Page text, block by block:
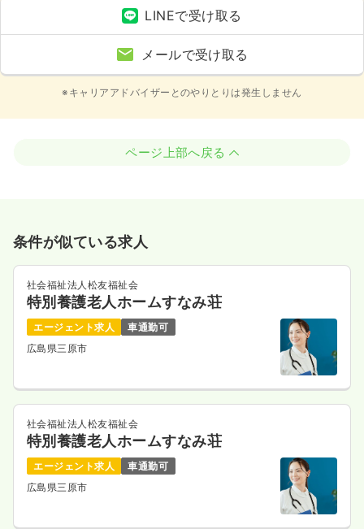
LINEで受け取る
メールで受け取る
※キャリアアドバイザーとのやりとりは発生しません
ページ上部へ戻る
条件が似ている求人
社会福祉法人松友福祉会
特別養護老人ホームすなみ荘
エージェント求人
車通勤可
広島県三原市
社会福祉法人松友福祉会
特別養護老人ホームすなみ荘
エージェント求人
車通勤可
広島県三原市